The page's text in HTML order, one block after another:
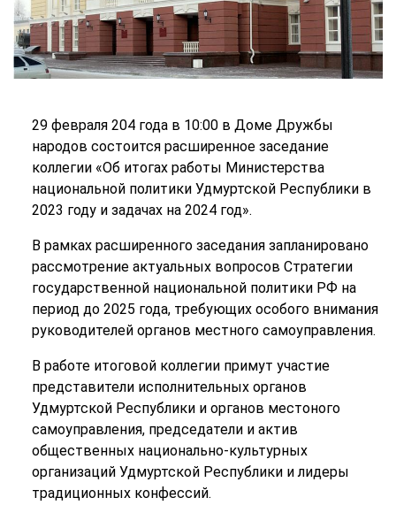
29 февраля 204 года в 10:00 в Доме Дружбы
народов состоится расширенное заседание
коллегии «Об итогах работы Министерства
национальной политики Удмуртской Республики в
2023 году и задачах на 2024 год».
В рамках расширенного заседания запланировано
рассмотрение актуальных вопросов Стратегии
государственной национальной политики РФ на
период до 2025 года, требующих особого внимания
руководителей органов местного самоуправления.
В работе итоговой коллегии примут участие
представители исполнительных органов
Удмуртской Республики и органов местоного
самоуправления, председатели и актив
общественных национально-культурных
организаций Удмуртской Республики и лидеры
традиционных конфессий.